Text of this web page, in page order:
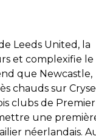
Leeds United, la
et complexifie le
que Newcastle,
chauds sur
clubs de Premier
une
néerlandais.